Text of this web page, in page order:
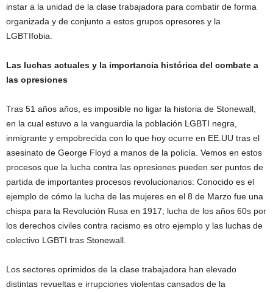
instar a la unidad de la clase trabajadora para combatir de forma
organizada y de conjunto a estos grupos opresores y la
LGBTIfobia.
Las luchas actuales y la importancia histórica del combate a
las opresiones
Tras 51 años años, es imposible no ligar la historia de Stonewall,
en la cual estuvo a la vanguardia la población LGBTI negra,
inmigrante y empobrecida con lo que hoy ocurre en EE.UU tras el
asesinato de George Floyd a manos de la policía. Vemos en estos
procesos que la lucha contra las opresiones pueden ser puntos de
partida de importantes procesos revolucionarios: Conocido es el
ejemplo de cómo la lucha de las mujeres en el 8 de Marzo fue una
chispa para la Revolución Rusa en 1917; lucha de los años 60s por
los derechos civiles contra racismo es otro ejemplo y las luchas de
colectivo LGBTI tras Stonewall.
Los sectores oprimidos de la clase trabajadora han elevado
distintas revueltas e irrupciones violentas cansados de la